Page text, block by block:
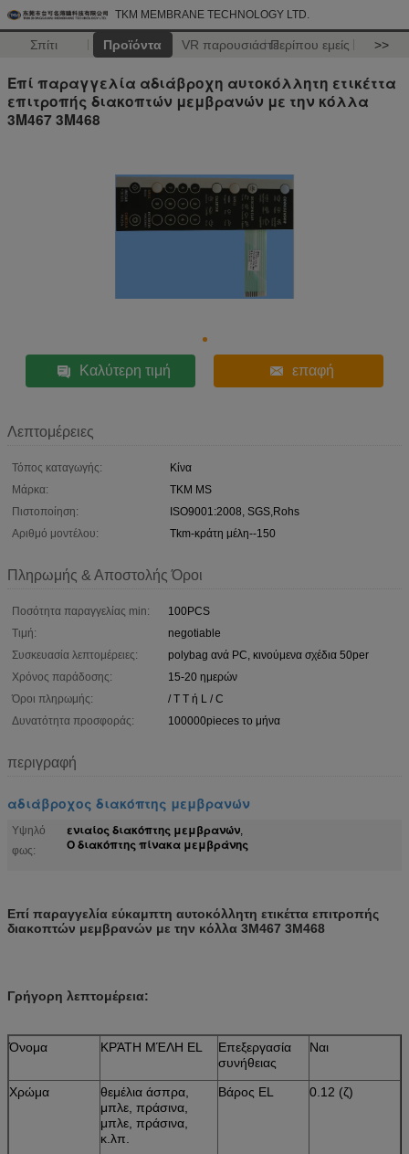
TKM MEMBRANE TECHNOLOGY LTD.
Σπίτι Προϊόντα VR παρουσιάστεΠερίπου εμείς >>
Επί παραγγελία αδιάβροχη αυτοκόλλητη ετικέττα
επιτροπής διακοπτών μεμβρανών με την κόλλα
3M467 3M468
Καλύτερη τιμή επαφή
Λεπτομέρειες
Τόπος καταγωγής:
Κίνα
Μάρκα:
TKM MS
Πιστοποίηση:
ISO9001:2008, SGS,Rohs
Αριθμό μοντέλου:
Tkm-κράτη μέλη--150
Πληρωμής & Αποστολής Όροι
Ποσότητα παραγγελίας min:
100PCS
Τιμή:
negotiable
Συσκευασία λεπτομέρειες:
polybag ανά PC, κινούμενα σχέδια 50per
Χρόνος παράδοσης:
15-20 ημερών
Όροι πληρωμής:
/ T T ή L / C
Δυνατότητα προσφοράς:
100000pieces το μήνα
περιγραφή
αδιάβροχος διακόπτης μεμβρανών
Υψηλό
φως:
ενιαίος διακόπτης μεμβρανών,
Ο διακόπτης πίνακα μεμβράνης
Επί παραγγελία εύκαμπτη αυτοκόλλητη ετικέττα επιτροπής
διακοπτών μεμβρανών με την κόλλα 3M467 3M468
Γρήγορη λεπτομέρεια:
Όνομα ΚΡΆΤΗ ΜΈΛΗ EL
Επεξεργασία
συνήθειας
Ναι
Χρώμα
θεμέλια άσπρα,
μπλε, πράσινα,
μπλε, πράσινα,
κ.λπ.
Βάρος EL 0.12 (ζ)